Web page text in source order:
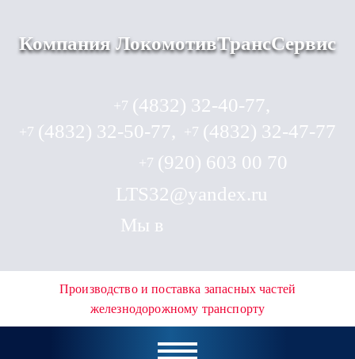
Компания ЛокомотивТрансСервис
+7 (4832) 32-40-77,
+7 (4832) 32-50-77, +7 (4832) 32-47-77
+7 (920) 603 00 70
LTS32@yandex.ru
Мы в
Производство и поставка запасных частей
железнодорожному транспорту